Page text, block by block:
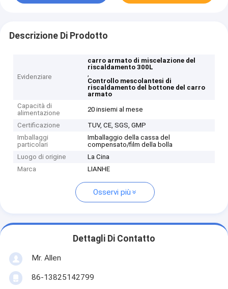
Descrizione Di Prodotto
Evidenziare
carro armato di miscelazione del
riscaldamento 300L
,
Controllo mescolantesi di
riscaldamento del bottone del carro
armato
Capacità di
alimentazione
20 insiemi al mese
Certificazione
TUV, CE, SGS, GMP
Imballaggi
particolari
Imballaggio della cassa del
compensato/film della bolla
Luogo di origine
La Cina
Marca
LIANHE
Osservi più
Dettagli Di Contatto
Mr. Allen
86-13825142799